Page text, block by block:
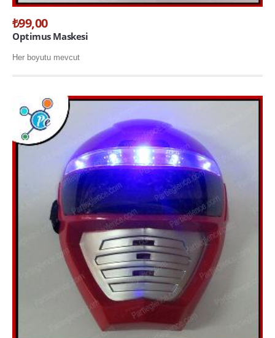
HAKKIMIZDA
İLETİŞİM
₺99,00
Optimus Maskesi
Her boyutu mevcut